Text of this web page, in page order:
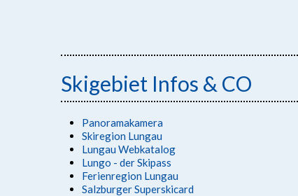
Skigebiet Infos & CO
Panoramakamera
Skiregion Lungau
Lungau Webkatalog
Lungo - der Skipass
Ferienregion Lungau
Salzburger Superskicard